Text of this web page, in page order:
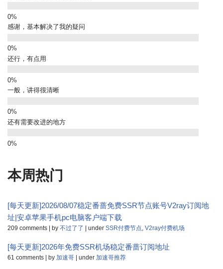
感谢，基本解决了我的疑问
还行，有点用
一般，讲得很清晰
还有需要改进的地方
本周热门
[每天更新]2026/08/07稳定番蔷免费SSR节点账号V2ray订阅地
址|安卓苹果手机pc电脑客户端下载
209 comments | by 不过了了 | under SSR付费节点 V2ray付费机场
[每天更新]2026年免费SSR机场稳定番蔷订阅地址
61 comments | by 加速哥 | under 加速哥推荐